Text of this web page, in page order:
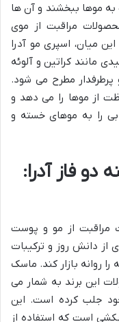
به موها ببخشند و آن ها
مراقبت از موی
میان، اسپری مو آدرا
مانند کراتین و آلوئه
پرطرفدار مطرح می شود.
از موها را می دهد و
را به موهای خسته و
دو فاز آدرا:
مراقبت از مو و پوست
از دانش روز و ترکیبات
روانه بازار کند. ماسک
این برند به شمار می
جلب کرده است. این
است که استفاده از